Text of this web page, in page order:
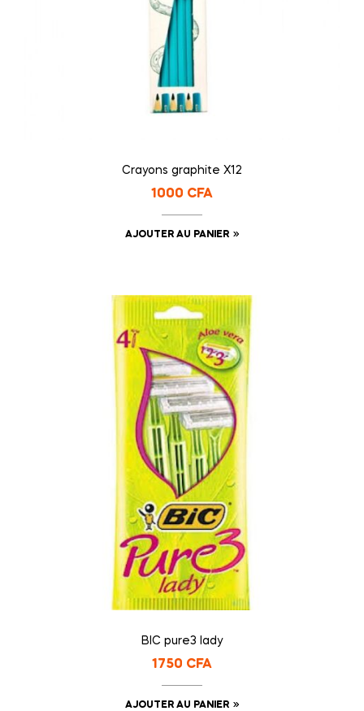
Crayons graphite X12
1000 CFA
AJOUTER AU PANIER
BIC pure3 lady
1750 CFA
AJOUTER AU PANIER